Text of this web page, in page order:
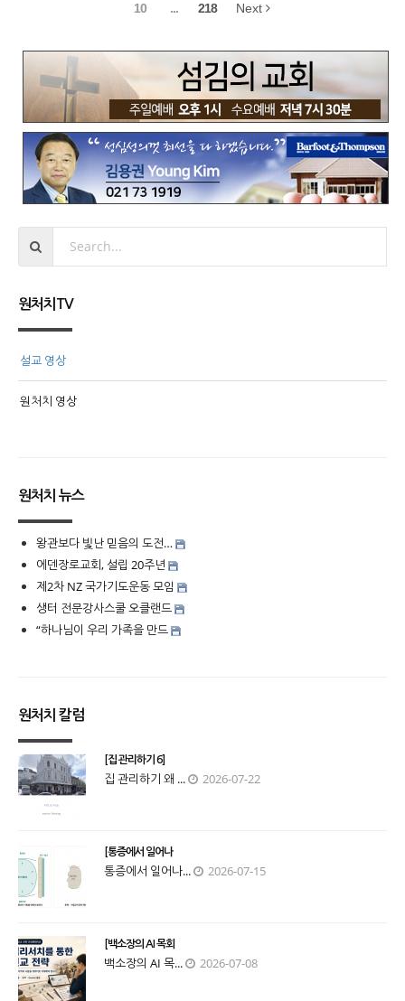
10 ... 218 Next
원처치TV
설교 영상
원처치 영상
원처치 뉴스
왕관보다 빛난 믿음의 도전…
에덴장로교회, 설립 20주년
제2차 NZ 국가기도운동 모임
생터 전문강사스쿨 오클랜드
“하나님이 우리 가족을 만드
원처치 칼럼
[집 관리하기 6]
집 관리하기 왜 ... 2026-07-22
[통증에서 일어나
통증에서 일어나... 2026-07-15
[백소장의 AI 목회
백소장의 AI 목... 2026-07-08